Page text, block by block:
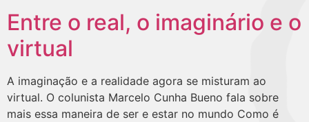
Entre o real, o imaginário e o
virtual
A imaginação e a realidade agora se misturam ao
virtual. O colunista Marcelo Cunha Bueno fala sobre
mais essa maneira de ser e estar no mundo Como é